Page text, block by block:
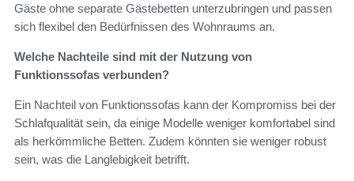
Gäste ohne separate Gästebetten unterzubringen und passen
sich flexibel den Bedürfnissen des Wohnraums an.
Welche Nachteile sind mit der Nutzung von
Funktionssofas verbunden?
Ein Nachteil von Funktionssofas kann der Kompromiss bei der
Schlafqualität sein, da einige Modelle weniger komfortabel sind
als herkömmliche Betten. Zudem könnten sie weniger robust
sein, was die Langlebigkeit betrifft.